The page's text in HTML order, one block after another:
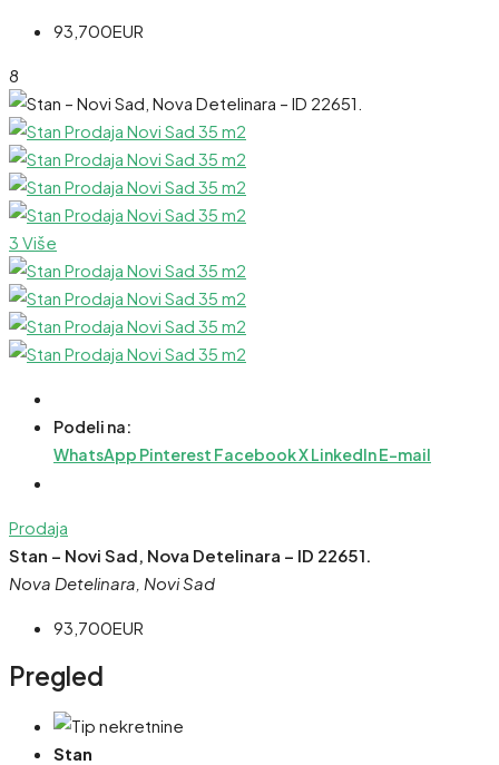
93,700EUR
8
3 Više
Podeli na:
WhatsApp Pinterest FacebookXLinkedInE-mail
Prodaja
Stan – Novi Sad, Nova Detelinara – ID 22651.
Nova Detelinara, Novi Sad
93,700EUR
Pregled
Stan